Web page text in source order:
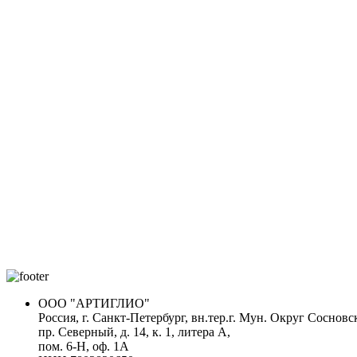
ООО "АРТИГЛИО"
Россия, г. Санкт-Петербург, вн.тер.г. Мун. Округ
пр. Северный, д. 14, к. 1, литера А,
пом. 6-Н, оф. 1А